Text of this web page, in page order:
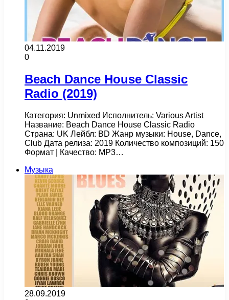
04.11.2019
0
Beach Dance House Classic
Radio (2019)
Категория: Unmixed Исполнитель: Various Artist
Название: Beach Dance House Classic Radio
Страна: UK Лейбл: BD Жанр музыки: House, Dance,
Club Дата релиза: 2019 Количество композиций: 150
Формат | Качество: MP3…
Музыка
28.09.2019